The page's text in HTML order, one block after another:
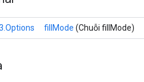
fillMode (Chuỗi fillMode)